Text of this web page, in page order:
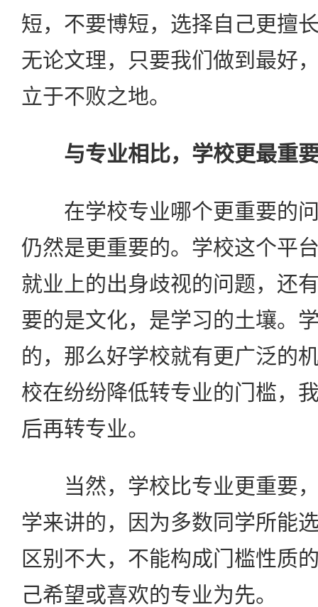
短，不要博短，选择自己更擅
无论文理，只要我们做到最好
立于不败之地。
与专业相比，学校更最重
在学校专业哪个更重要的问
仍然是更重要的。学校这个平
就业上的出身歧视的问题，还
要的是文化，是学习的土壤。
的，那么好学校就有更广泛的
校在纷纷降低转专业的门槛，
后再转专业。
当然，学校比专业更重要，
学来讲的，因为多数同学所能
区别不大，不能构成门槛性质
己希望或喜欢的专业为先。